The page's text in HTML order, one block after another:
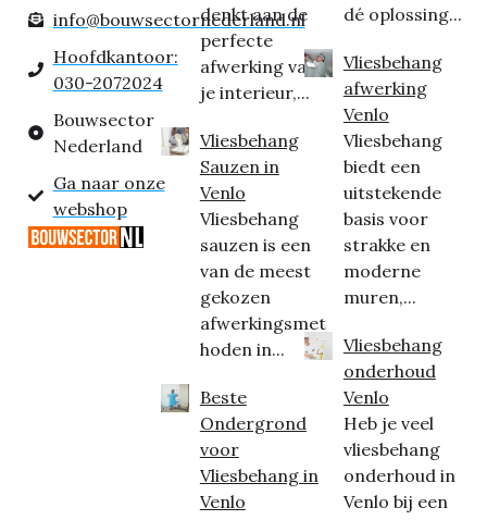
info@bouwsectornederland.nl
Hoofdkantoor:
030-2072024
Bouwsector
Nederland
Ga naar onze
webshop
denkt aan de
perfecte
afwerking van
je interieur,...
Vliesbehang
Sauzen in
Venlo
Vliesbehang
sauzen is een
van de meest
gekozen
afwerkingsmet
hoden in...
Beste
Ondergrond
voor
Vliesbehang in
Venlo
dé oplossing...
Vliesbehang
afwerking
Venlo
Vliesbehang
biedt een
uitstekende
basis voor
strakke en
moderne
muren,...
Vliesbehang
onderhoud
Venlo
Heb je veel
vliesbehang
onderhoud in
Venlo bij een